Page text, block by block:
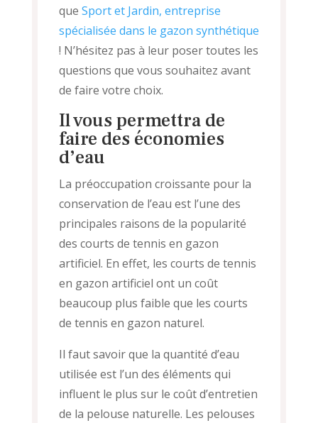
que Sport et Jardin, entreprise
spécialisée dans le gazon synthétique
! N’hésitez pas à leur poser toutes les
questions que vous souhaitez avant
de faire votre choix.
Il vous permettra de
faire des économies
d’eau
La préoccupation croissante pour la
conservation de l’eau est l’une des
principales raisons de la popularité
des courts de tennis en gazon
artificiel. En effet, les courts de tennis
en gazon artificiel ont un coût
beaucoup plus faible que les courts
de tennis en gazon naturel.
Il faut savoir que la quantité d’eau
utilisée est l’un des éléments qui
influent le plus sur le coût d’entretien
de la pelouse naturelle. Les pelouses